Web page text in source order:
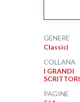
GENERE
Classici
COLLANA
I GRANDI
SCRITTORI
PAGINE